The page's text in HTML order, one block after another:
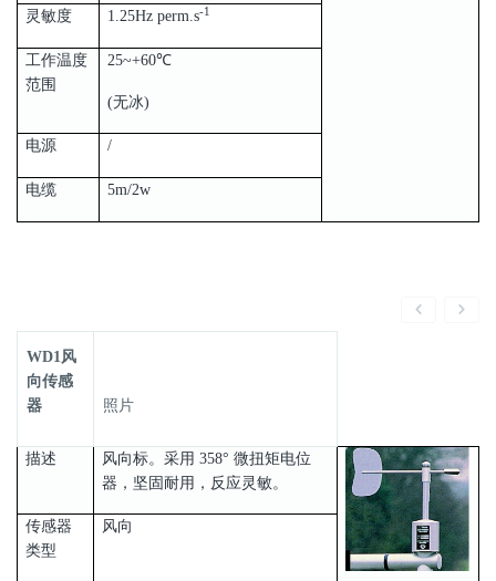
灵敏度 1.25Hz perm.s-1
工作温度
范围
25~+60℃
(无冰)
电源 /
电缆 5m/2w
WD1风
向传感
器
照片
描述
风向标。采用 358° 微扭矩电位
器，坚固耐用，反应灵敏。
传感器
类型
风向